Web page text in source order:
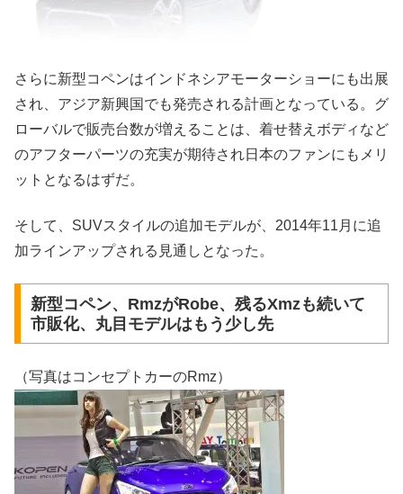
さらに新型コペンはインドネシアモーターショーにも出展
され、アジア新興国でも発売される計画となっている。グ
ローバルで販売台数が増えることは、着せ替えボディなど
のアフターパーツの充実が期待され日本のファンにもメリ
ットとなるはずだ。
そして、SUVスタイルの追加モデルが、2014年11月に追
加ラインアップされる見通しとなった。
新型コペン、RmzがRobe、残るXmzも続いて
市販化、丸目モデルはもう少し先
（写真はコンセプトカーのRmz）